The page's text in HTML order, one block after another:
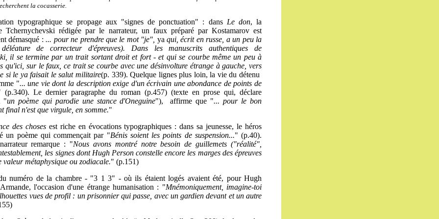
la cocasserie.
typographique se propage aux "signes de ponctuation" : dans Le don, la
Tchernychevski rédigée par le narrateur, un faux préparé par Kostamarov est
démasqué :... pour ne prendre que le mot "je", ya qui, écrit en russe, a un peu la
de correcteur d'épreuves). Dans les manuscrits authentiques de
il se termine par un trait sortant droit et fort - et qui se courbe même un peu à
qu'ici, sur le faux, ce trait se courbe avec une désinvolture étrange à gauche, vers
si le ya faisait le salut militaire(p. 339). Quelque lignes plus loin, la vie du détenu
"... une vie dont la description exige d'un écrivain une abondance de points de
(p.340). Le dernier paragraphe du roman (p.457) (texte en prose qui, déclare
"un poème qui parodie une stance d'Oneguine"), affirme que "... pour le bon
final n'est que virgule, en somme."
des chosesest riche en évocations typographiques : dans sa jeunesse, le héros
un poème qui commençait par "Bénis soient les points de suspension..." (p.40).
remarque : "Nous avons montré notre besoin de guillemets ("réalité",
les signes dont Hugh Person constelle encore les marges des épreuves
valeur métaphysique ou zodiacale." (p.151)
numéro de la chambre - "3 1 3" - où ils étaient logés avaient été, pour Hugh
l'occasion d'une étrange humanisation : "Mnémoniquement, imagine-toi
vues de profil : un prisonnier qui passe, avec un gardien devant et un autre